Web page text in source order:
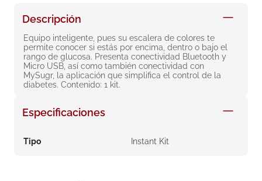
Descripción
Equipo inteligente, pues su escalera de colores te
permite conocer si estás por encima, dentro o bajo el
rango de glucosa. Presenta conectividad Bluetooth y
Micro USB, así como también conectividad con
MySugr, la aplicación que simplifica el control de la
diabetes. Contenido: 1 kit.
Especificaciones
Tipo Instant Kit
6 megacistin
7. degraler
8. roche posay
9. isdin